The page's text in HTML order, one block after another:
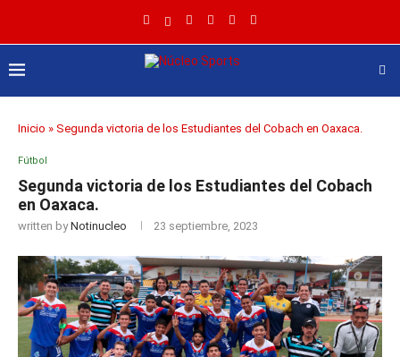
Inicio » Segunda victoria de los Estudiantes del Cobach en Oaxaca.
Fútbol
Segunda victoria de los Estudiantes del Cobach
en Oaxaca.
written byNotinucleo 23 septiembre, 2023